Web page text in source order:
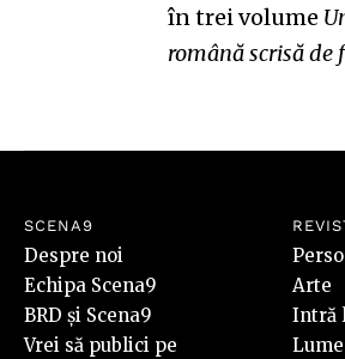
în trei volume
română scrisă de
SCENA9
Despre noi
Echipa Scena9
BRD și Scena9
Vrei să publici pe
Arte
Intră